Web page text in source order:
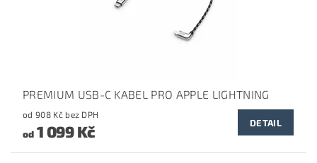
PREMIUM USB-C KABEL PRO APPLE LIGHTNING
od 908 Kč bez DPH
od1 099 Kč DETAIL